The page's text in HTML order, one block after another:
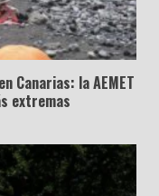
Canarias: la AEMET
extremas